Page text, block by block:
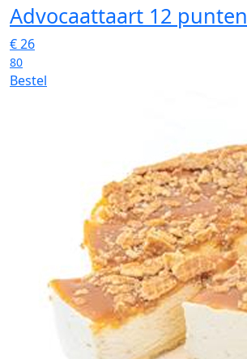
Advocaattaart 12 punten
€26
80
Bestel